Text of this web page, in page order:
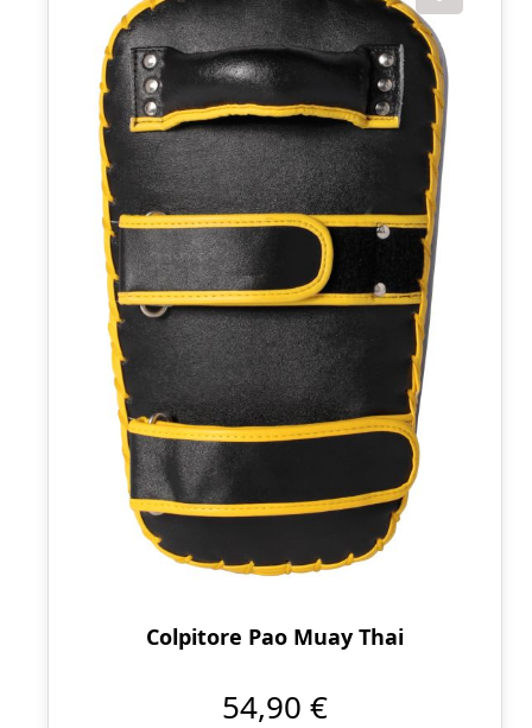
Colpitore Pao Muay Thai
54,90 €